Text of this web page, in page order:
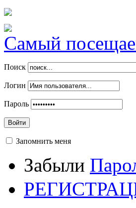
Самый
Поиск
Логин
Пароль
Войти
Запомнить меня
Забыли